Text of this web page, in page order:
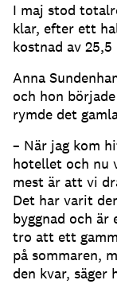
I maj stod
klar, efter ett
kostnad av
Anna
och hon
rymde det
– När jag kom
hotellet och nu
mest är att vi
Det har varit
byggnad och
tro att ett
på sommaren,
den kvar, säger